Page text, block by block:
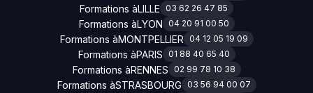
Formations àLILLE 03 62 26 47 85
Formations àLYON 04 20 91 00 50
Formations àMONTPELLIER 04 12 05 19 09
Formations àPARIS 01 88 40 65 40
Formations àRENNES 02 99 78 10 38
Formations àSTRASBOURG 03 56 94 00 07